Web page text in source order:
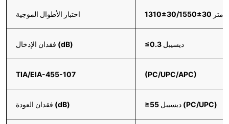
اختبار الأطوال الموجية
فقدان الإدخال (dB) ≤0.3 ديسيبل
TIA/EIA-455-107 (PC/UPC/APC)
فقدان العودة (dB) ≥55 ديسيبل (PC/UPC)